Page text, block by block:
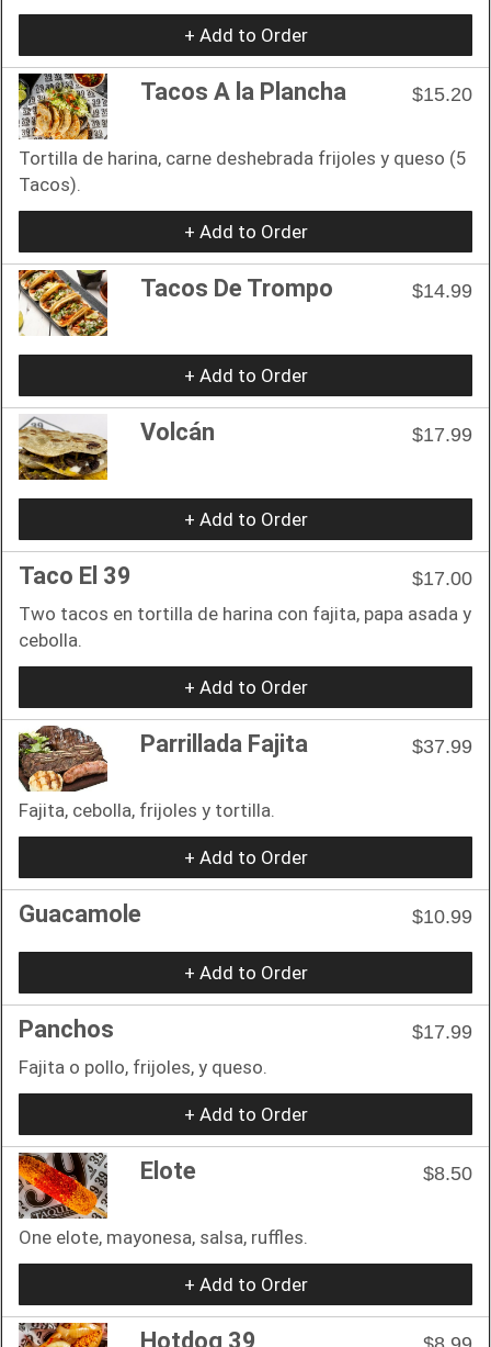
+ Add to Order
Tacos A la Plancha $15.20
Tortilla de harina, carne deshebrada frijoles y queso (5
Tacos).
+ Add to Order
Tacos De Trompo $14.99
+ Add to Order
Volcán $17.99
+ Add to Order
Taco El 39
$17.00
Two tacos en tortilla de harina con fajita, papa asada y
cebolla.
+ Add to Order
Parrillada Fajita $37.99
Fajita, cebolla, frijoles y tortilla.
+ Add to Order
Guacamole $10.99
+ Add to Order
Panchos
$17.99
Fajita o pollo, frijoles, y queso.
+ Add to Order
Elote $8.50
One elote, mayonesa, salsa, ruffles.
+ Add to Order
Hotdog 39